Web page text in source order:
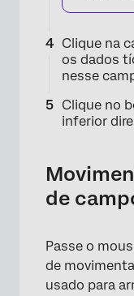
Clique na
os dados
nesse
Clique no
inferior
de
Passe o
de
usado para